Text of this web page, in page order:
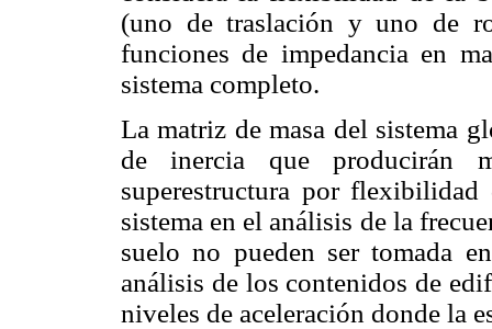
(uno de traslación y uno de
funciones de impedancia en
sistema completo.
La matriz de masa del sistema
de inercia que producirán
superestructura por
sistema en el análisis de la
suelo no pueden ser tomada
análisis de los contenidos de
niveles de aceleración donde la